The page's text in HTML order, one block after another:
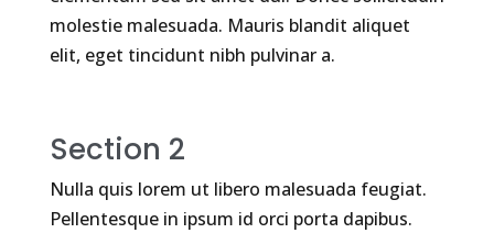
molestie malesuada. Mauris blandit aliquet
elit, eget tincidunt nibh pulvinar a.
Section 2
Nulla quis lorem ut libero malesuada feugiat.
Pellentesque in ipsum id orci porta dapibus.